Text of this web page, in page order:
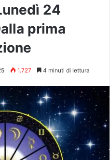
24
prima
1.727 4 minuti di lettura